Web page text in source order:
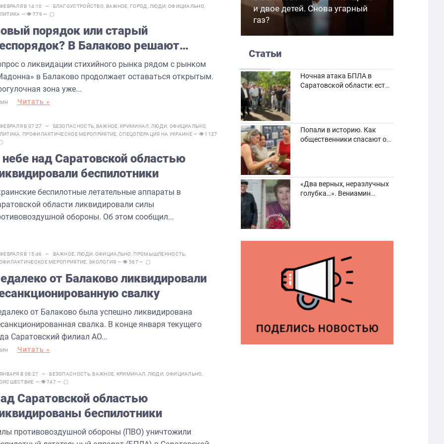
В 14:10 — БЛАГОУСТРОЙСТВО ВАЖНОЕ ГОРОД ЛЮДИ ОФИЦИАЛЬНО,
— 👁 779 —
порядок или старый
В Балаково решают
о закрытии рынка у «Мадонны»
о ликвидации стихийного рынка рядом с рынком
в Балаково продолжает оставаться открытым.
зона уже...
Читать »
В 07:27 — БЕЗОПАСНОСТЬ ВАЖНОЕ КРИМИНАЛ ЛЮДИ ОФИЦИАЛЬНО,
ПРОФИЛАКТИЧЕСКОЕ МЕРОПРИЯТИЕ ,СПЕЦОПЕРАЦИЯ НА УКРАИНЕ— 👁 1127
небе над Саратовской областью
беспилотники
беспилотные летательные аппараты в
области ликвидировали силы
обороны. Об этом сообщил...
В 15:46 — ВАЖНОЕ ЛЮДИ ОФИЦИАЛЬНО ПРОМЫШЛЕННОСТЬ
МЕРОПРИЯТИЕ ЭКОЛОГИЯ — 👁 567 —
от Балаково ликвидировали
свалку
от Балаково была успешно ликвидирована
свалка. В конце января текущего
Саратовский филиал АО...
Читать »
В 08:27 — БЕЗОПАСНОСТЬ, ВАЖНОЕ КРИМИНАЛ ЛЮДИ ОФИЦИАЛЬНО
— 👁 747 —
Саратовской областью
беспилотники
противовоздушной обороны (ПВО) уничтожили
и двое детей. Снова угарный
газ?
Статьи
Ночная атака БПЛА в
Саратовской области: есть
Попали в историю. Как
общественники спасают от
«Два верных, неразлучных
голубка…». Вениамин